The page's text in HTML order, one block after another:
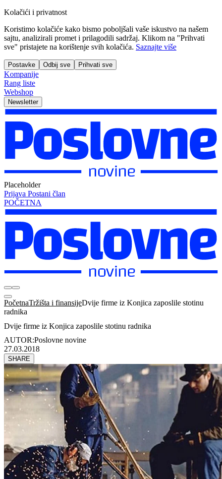
Kolačići i privatnost
Koristimo kolačiće kako bismo poboljšali vaše iskustvo na našem
sajtu, analizirali promet i prilagodili sadržaj. Klikom na "Prihvati
sve" pristajete na korištenje svih kolačića. Saznajte više
Postavke Odbij sve Prihvati sve
Kompanije
Rang liste
Webshop
Newsletter
Placeholder
Prijava Postani član
POČETNA
PočetnaTržišta i finansijeDvije firme iz Konjica zaposlile stotinu
radnika
Dvije firme iz Konjica zaposlile stotinu radnika
AUTOR:Poslovne novine
27.03.2018
SHARE